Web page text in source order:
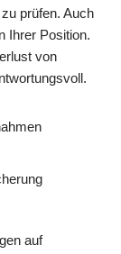
prüfen. Auch
Ihrer Position.
von
auf